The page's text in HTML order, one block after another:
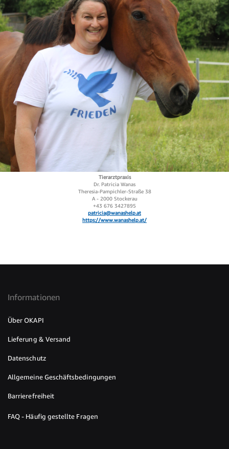
Tierarztpraxis
Dr. Patricia Wanas
Theresia-Pampichler-Straße 38
A - 2000 Stockerau
+43 676 3427895
patricia@wanashelp.at
https://www.wanashelp.at/
Informationen
Über OKAPI
Lieferung & Versand
Datenschutz
Allgemeine Geschäftsbedingungen
Barrierefreiheit
FAQ - Häufig gestellte Fragen